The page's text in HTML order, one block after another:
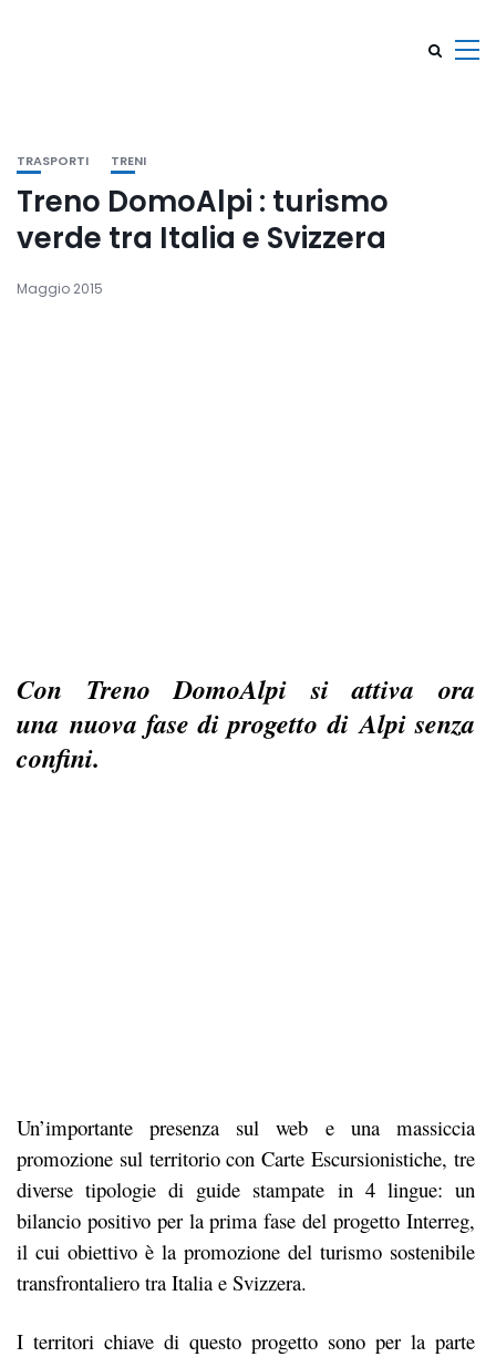
TRASPORTI TRENI
Treno DomoAlpi : turismo
verde tra Italia e Svizzera
Maggio 2015
Con Treno DomoAlpi si attiva ora
una nuova fase di progetto di Alpi senza
confini.
Un’importante presenza sul web e una massiccia
promozione sul territorio con Carte Escursionistiche, tre
diverse tipologie di guide stampate in 4 lingue: un
bilancio positivo per la prima fase del progetto Interreg,
il cui obiettivo è la promozione del turismo sostenibile
transfrontaliero tra Italia e Svizzera.
I territori chiave di questo progetto sono per la parte